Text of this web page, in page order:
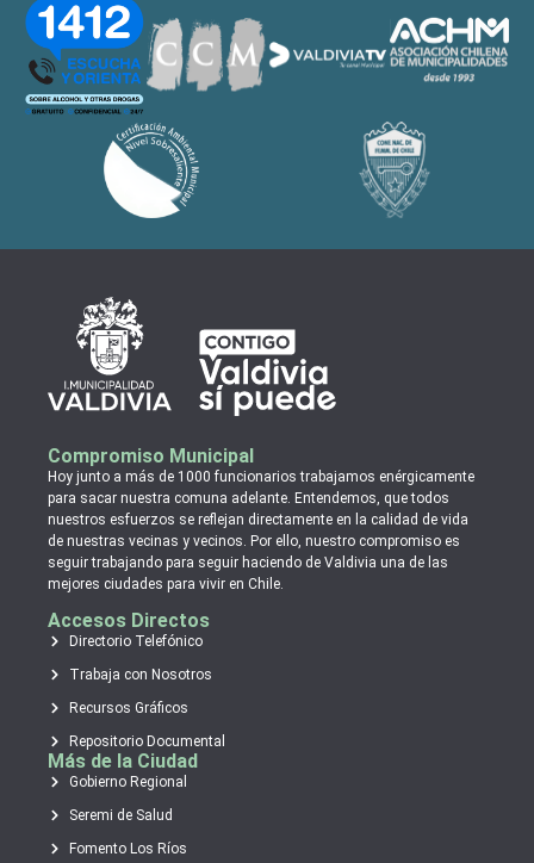
Compromiso Municipal
Hoy junto a más de 1000 funcionarios trabajamos enérgicamente
para sacar nuestra comuna adelante. Entendemos, que todos
nuestros esfuerzos se reflejan directamente en la calidad de vida
de nuestras vecinas y vecinos. Por ello, nuestro compromiso es
seguir trabajando para seguir haciendo de Valdivia una de las
mejores ciudades para vivir en Chile.
Accesos Directos
Directorio Telefónico
Trabaja con Nosotros
Recursos Gráficos
Repositorio Documental
Más de la Ciudad
Gobierno Regional
Seremi de Salud
Fomento Los Ríos